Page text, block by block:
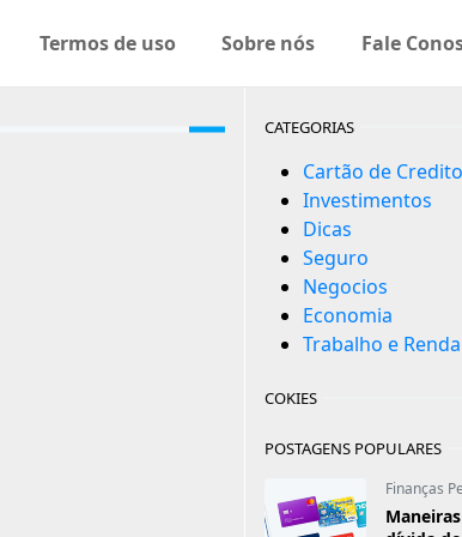
Termos de uso Sobre nós Fale
CATEGORIAS
Cartão de Credito
Investimentos
Dicas
Seguro
Negocios
Economia
Trabalho e Renda
COKIES
POSTAGENS POPULARES
Finanças